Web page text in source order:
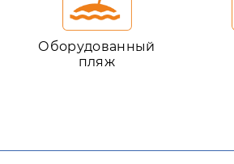
Оборудованный
пляж